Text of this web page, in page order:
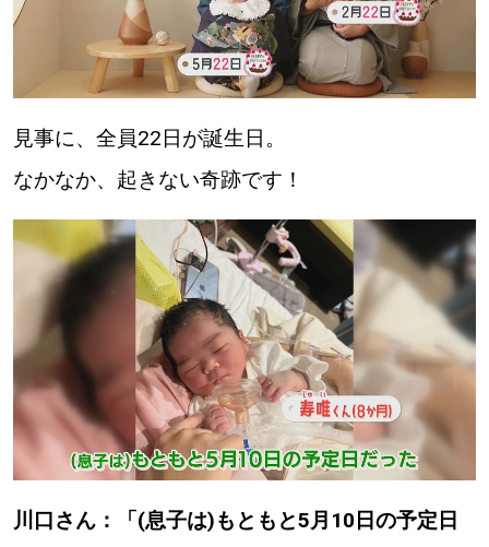
見事に、全員22日が誕生日。
なかなか、起きない奇跡です！
川口さん：「(息子は)もともと5月10日の予定日